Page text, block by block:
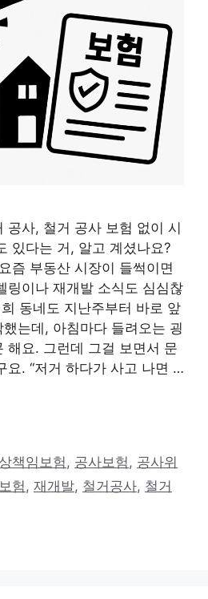
공사, 철거 공사 보험 없이 시
있다는 거, 알고 계셨나요?
즘 부동산 시장이 들썩이면
링이나 재개발 소식도 심심찮
동네도 지난주부터 바로 앞
는데, 아침마다 들려오는 굉
해요. 그런데 그걸 보면서 문
요. “저거 하다가 사고 나면 …
책임보험 , 공사보험 , 공사위
보험 , 재개발, 철거공사, 철거